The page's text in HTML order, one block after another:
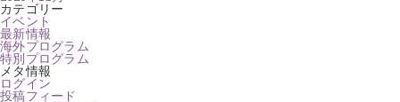
カテゴリー
イベント
最新情報
海外プログラム
特別プログラム
メタ情報
ログイン
投稿フィード